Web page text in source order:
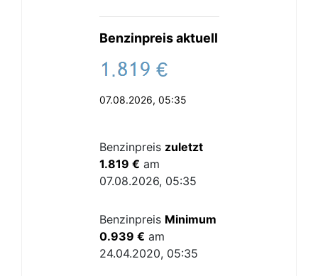
Benzinpreis aktuell
. €
07.08.2026, 05:35
Benzinpreis zuletzt
1.819 € am
07.08.2026, 05:35
Benzinpreis Minimum
0.939 € am
24.04.2020, 05:35